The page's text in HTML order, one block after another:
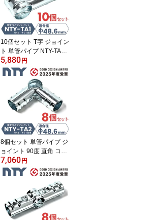
10個セット T字 ジョイン
ト 単管パイプ NTY-TA1
Φ48.6mm 3方向 接続金
具 分割型 後付け クラン
プ 小屋 倉庫 自作 DIY
5,880 円
8個セット 単管パイプ ジ
ョイント 90度 直角 コー
ナー Φ48.6mm用 NTY-T
A2 接続金具 4方向 ビス
7,060 円